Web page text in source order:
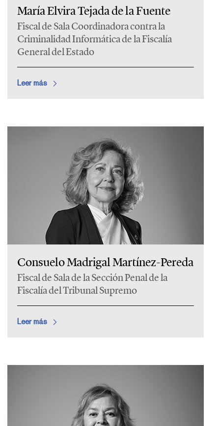
María Elvira Tejada de la Fuente
Fiscal de Sala Coordinadora contra la
Criminalidad Informática de la Fiscalía
General del Estado
Leer más
Consuelo Madrigal Martínez-Pereda
Fiscal de Sala de la Sección Penal de la
Fiscalía del Tribunal Supremo
Leer más